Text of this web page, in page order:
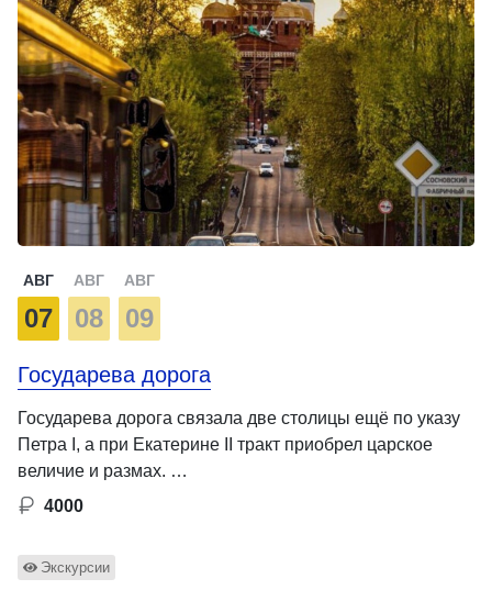
АВГ
07
АВГ
08
АВГ
09
Государева дорога
Государева дорога связала две столицы ещё по указу
Петра I, а при Екатерине II тракт приобрел царское
величие и размах. …
4000
Экскурсии